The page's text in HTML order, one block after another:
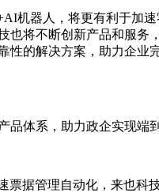
机器人，将更有利于加
也将不断创新产品和服务
性的解决方案，助力企业
品体系，助力政企实现端
票据管理自动化，来也科